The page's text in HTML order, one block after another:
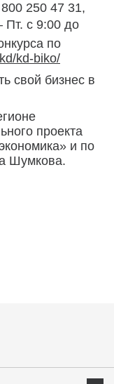
250 47 31,
с 9:00 до
по
kd-biko/
свой бизнес в
проекта
и по
Шумкова.